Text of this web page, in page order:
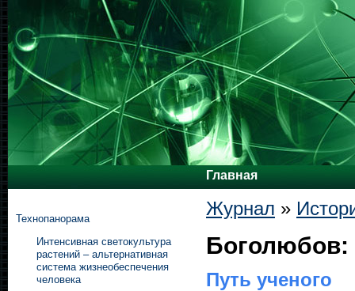
Главная
Журнал »
Путь ученого
Технопанорама
Интенсивная светокультура
растений – альтернативная
система жизнеобеспечения
человека